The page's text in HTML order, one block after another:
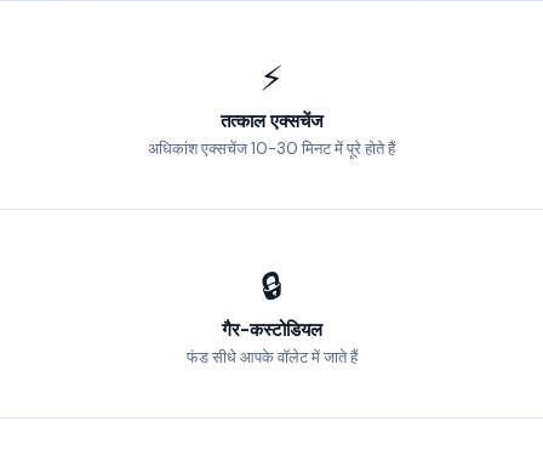
⚡
तत्काल एक्सचेंज
अधिकांश एक्सचेंज 10-30 मिनट में पूरे होते हैं
🔒
गैर-कस्टोडियल
फंड सीधे आपके वॉलेट में जाते हैं